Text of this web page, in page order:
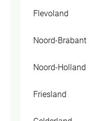
Flevoland
Noord-Brabant
Noord-Holland
Friesland